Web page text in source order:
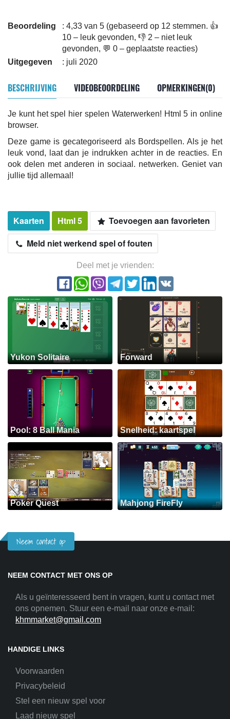
Beoordeling
: 4,33 van 5 (gebaseerd op 12 stemmen. 👍
10 – leuk gevonden, 👎 2 – niet leuk
gevonden, 💬 0 – geplaatste reacties)
Uitgegeven
: juli 2020
BESCHRIJVING VIDEOBEOORDELING OPMERKINGEN(0)
Je kunt het spel hier spelen Waterwerken! Html 5 in online
browser.
Deze game is gecategoriseerd als Bordspellen. Als je het
leuk vond, laat dan je indrukken achter in de reacties. En
ook delen met anderen in sociaal. netwerken. Geniet van
jullie tijd allemaal!
Kaarten Html 5
Toevoegen aan favorieten
Meld niet werkend spel of fouten
Deel met je vrienden:
Yukon Solitaire Forward
Pool: 8 Ball Mania Snelheid: kaartspel
Poker Quest Mahjong FireFly
Neem contact op
NEEM CONTACT MET ONS OP
Als u geïnteresseerd bent in vragen, kunt u contact met
ons opnemen. Stuur een e-mail naar onze e-mail:
khmmarket@gmail.com
HANDIGE LINKS
Voorwaarden
Privacybeleid
Stel een nieuw spel voor
Laad nieuw spel